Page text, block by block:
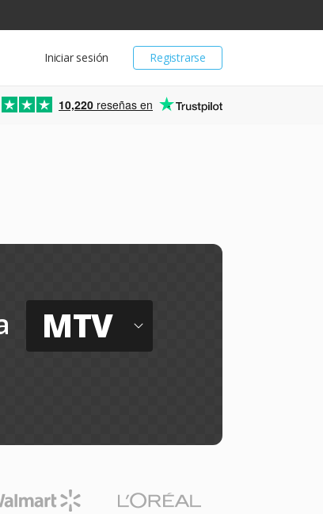
Registrarse
Iniciar sesión
10,220 reseñas en
MTV